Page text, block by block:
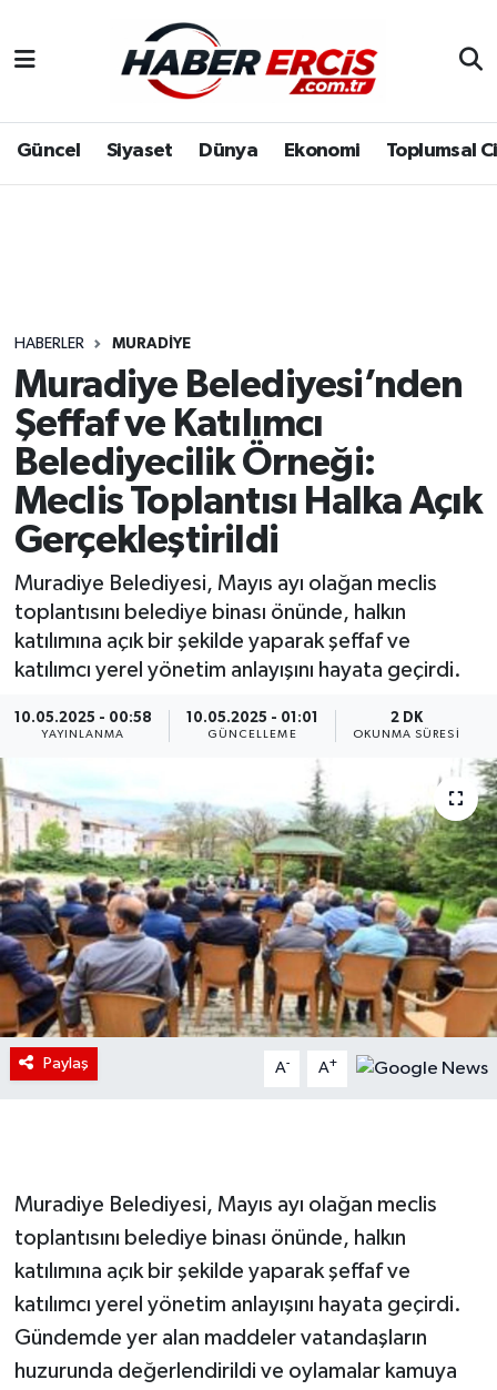
Güncel Siyaset Dünya Ekonomi Toplumsal
HABERLER MURADIYE
Muradiye Belediyesi’nden
Şeffaf ve Katılımcı
Belediyecilik Örneği:
Meclis Toplantısı Halka Açık
Gerçekleştirildi
Muradiye Belediyesi, Mayıs ayı olağan meclis
toplantısını belediye binası önünde, halkın
katılımına açık bir şekilde yaparak şeffaf ve
katılımcı yerel yönetim anlayışını hayata geçirdi.
10.05.2025 - 00:58
YAYINLANMA
10.05.2025 - 01:01
GÜNCELLEME
2 DK
OKUNMA SÜRESI
Paylaş A- A+
Muradiye Belediyesi, Mayıs ayı olağan meclis
toplantısını belediye binası önünde, halkın
katılımına açık bir şekilde yaparak şeffaf ve
katılımcı yerel yönetim anlayışını hayata geçirdi.
Gündemde yer alan maddeler vatandaşların
huzurunda değerlendirildi ve oylamalar kamuya